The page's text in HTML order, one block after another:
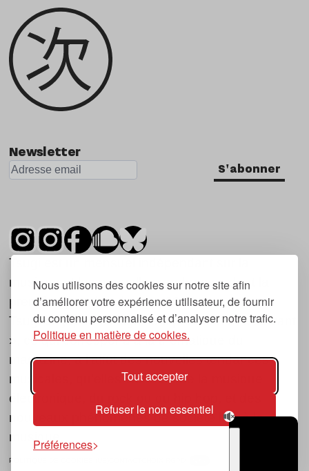
Nous utilisons des cookies sur notre site afin
d’améliorer votre expérience utilisateur, de fournir
du contenu personnalisé et d’analyser notre trafic.
Politique en matière de cookies.
Tout accepter
Refuser le non essentiel
Préférences
Newsletter
S'abonner
Tsugi est un mensuel indépendant sur la
musique et les nouvelles tendances, dont la
première parution date de 2007.
Tsugi en japonais signifie « prochain », « suivant
», ce qui correspond à la thématique du
magazine, à l’affût des nouvelles tendances
musicales, qu’elles viennent de la musique
électronique, du rock ou du hip hop, et des
nouveaux phénomènes de société liés à la
musique.
POLITIQUE DE COOKIES (UE)